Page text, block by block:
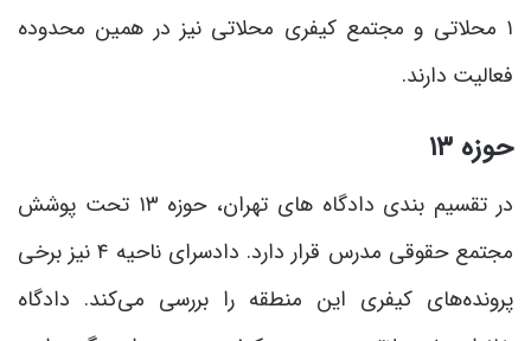
۱ محلاتی و مجتمع کیفری محلاتی نیز در همین محدوده
فعالیت دارند.
حوزه ۱۳
در تقسیم بندی دادگاه های تهران، حوزه ۱۳ تحت پوشش
مجتمع حقوقی مدرس قرار دارد. دادسرای ناحیه ۴ نیز برخی
پرونده‌های کیفری این منطقه را بررسی می‌کند. دادگاه